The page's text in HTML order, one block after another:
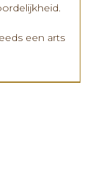
een arts